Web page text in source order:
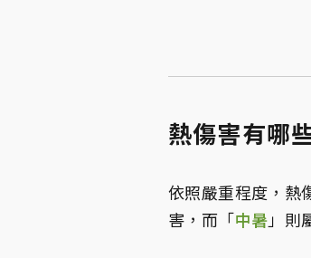
熱傷害有哪
依照嚴重程度，熱
害，而「中暑」則